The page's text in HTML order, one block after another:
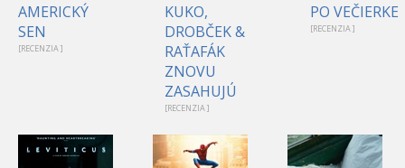
AMERICKÝ
SEN
[RECENZIA ]
KUKO,
DROBČEK &
RAŤAFÁK
ZNOVU
ZASAHUJÚ
[RECENZIA ]
PO VEČIERKE
[RECENZIA ]